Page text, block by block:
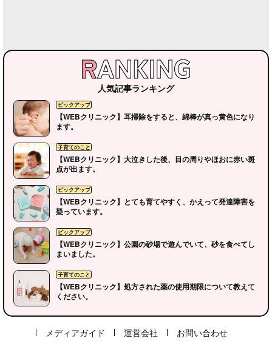
地元のこと
人気記事ランキング
【WEBクリニック】耳掃除をすると、綿棒が真っ黄色になり
ます。
【WEBクリニック】大泣きした後、目の周りやほおに赤い斑
点が出ます。
【WEBクリニック】とても育てやすく、かえって発達障害を
疑っています。
【WEBクリニック】公園の砂場で遊んでいて、砂を食べてし
まいました。
【WEBクリニック】処方された薬の使用期限について教えて
ください。
メディアガイド 運営会社
お問い合わせ